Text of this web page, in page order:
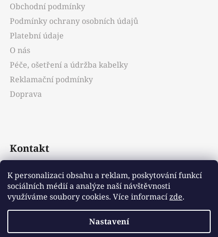
K personalizaci obsahu a reklam, poskytování funkcí
sociálních médií a analýze naší návštěvnosti
využíváme soubory cookies. Více informacízde.
Nastavení
Obchodní podmínky
Podmínky ochrany osobních údajů
Platební údaje
O nás
Péče, ošetření a údržba kabelky
Reklamační podmínky
Doprava
Kontakt
info@emotys.cz
+421903231812